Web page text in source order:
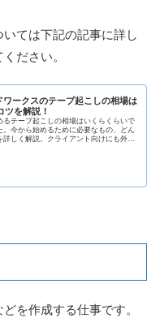
ては下記の記事に詳し
ださい。
ワークスのテープ起こしの相場は
ツを解説！
るテープ起こしの相場はいくらくらいで
今から始めるために必要なもの、どん
しく解説。クライアント向けにも外注
を作成する仕事です。